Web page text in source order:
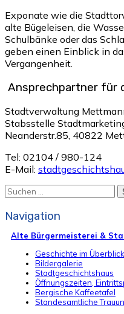
Exponate wie die
alte Bügeleisen, die
Schulbänke oder das
geben einen Einblick in
Vergangenheit.
Ansprechpartner für
Stadtverwaltung
Stabsstelle
Neanderstr.85, 40822
Tel: 02104 / 980-124
E-Mail:
Suchen
Navigation
Alte Bürgermeisterei &
Geschichte im Überblick
Bildergalerie
Stadtgeschichtshaus
Öffnungszeiten,
Bergische Kaffeetafel
Standesamtliche